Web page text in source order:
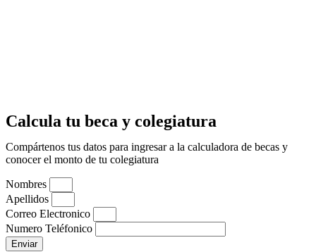
Calcula tu beca y colegiatura
Compártenos tus datos para ingresar a la calculadora de becas y
conocer el monto de tu colegiatura
Nombres
Apellidos
Correo Electronico
Numero Teléfonico
Enviar